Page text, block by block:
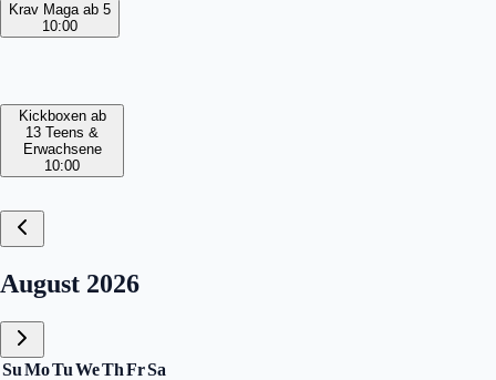
Krav Maga ab 5
10:00
Kickboxen ab
13 Teens &
Erwachsene
10:00
Calendar, August 2026
August 2026
SuMoTuWeThFrSa